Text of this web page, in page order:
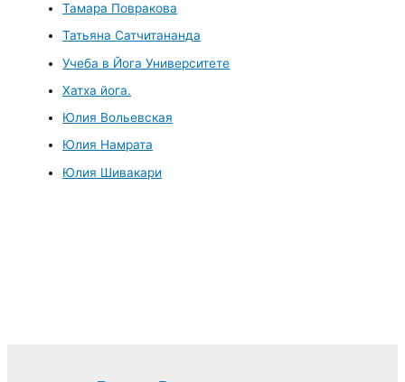
Тамара Повракова
Татьяна Сатчитананда
Учеба в Йога Университете
Хатха йога.
Юлия Вольевская
Юлия Намрата
Юлия Шивакари